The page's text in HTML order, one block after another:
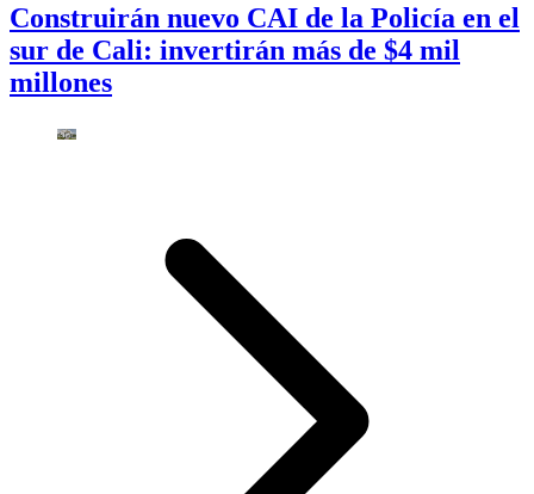
Construirán nuevo CAI de la Policía en el
sur de Cali: invertirán más de $4 mil
millones